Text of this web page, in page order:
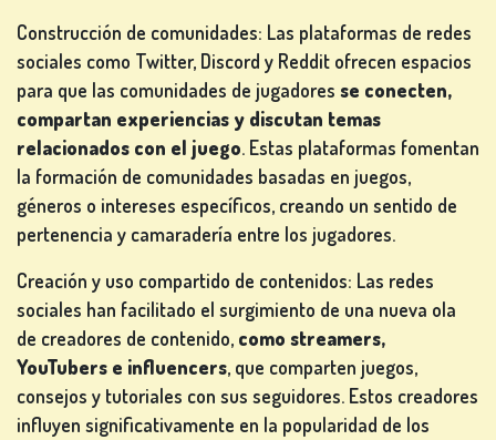
Construcción de comunidades: Las plataformas de redes
sociales como Twitter, Discord y Reddit ofrecen espacios
para que las comunidades de jugadores se conecten,
compartan experiencias y discutan temas
relacionados con el juego. Estas plataformas fomentan
la formación de comunidades basadas en juegos,
géneros o intereses específicos, creando un sentido de
pertenencia y camaradería entre los jugadores.
Creación y uso compartido de contenidos: Las redes
sociales han facilitado el surgimiento de una nueva ola
de creadores de contenido, como streamers,
YouTubers e influencers, que comparten juegos,
consejos y tutoriales con sus seguidores. Estos creadores
influyen significativamente en la popularidad de los